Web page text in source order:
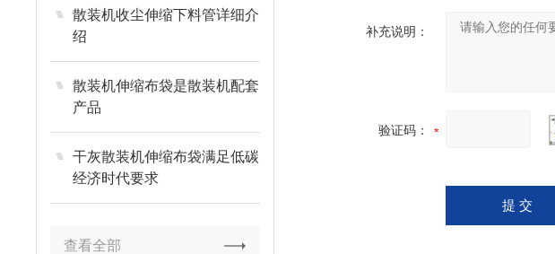
散装机收尘伸缩下料管详细介
绍
散装机伸缩布袋是散装机配套
产品
干灰散装机伸缩布袋满足低碳
经济时代要求
查看全部
补充说明：
验证码：